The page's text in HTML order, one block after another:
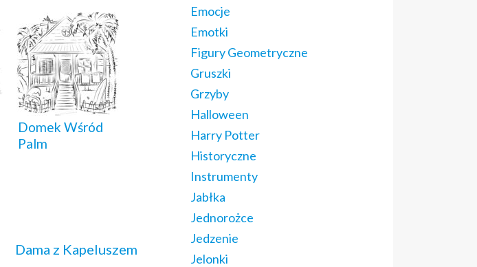
Domek Wśród
Palm
Dama z Kapeluszem
Emocje
Emotki
Figury Geometryczne
Gruszki
Grzyby
Halloween
Harry Potter
Historyczne
Instrumenty
Jabłka
Jednorożce
Jedzenie
Jelonki